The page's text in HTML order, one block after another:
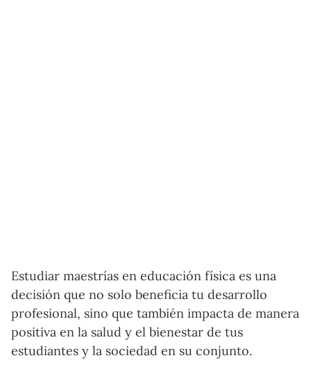
Estudiar maestrías en educación física es una
decisión que no solo beneficia tu desarrollo
profesional, sino que también impacta de manera
positiva en la salud y el bienestar de tus
estudiantes y la sociedad en su conjunto.